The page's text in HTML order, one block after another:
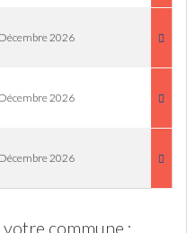
2026
2026
2026
commune :